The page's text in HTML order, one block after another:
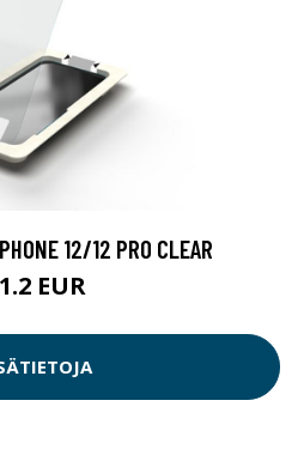
12/12 PRO CLEAR
EUR